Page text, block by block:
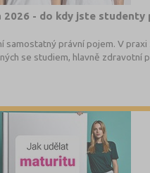
- do kdy jste studenty
samostatný právní pojem. V praxi
se studiem, hlavně zdravotní